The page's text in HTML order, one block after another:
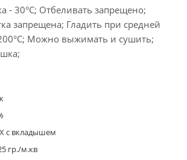
- 30°C; Отбеливать запрещено;
запрещена; Гладить при средней
Можно выжимать и сушить;
с вкладышем
гр./м.кв